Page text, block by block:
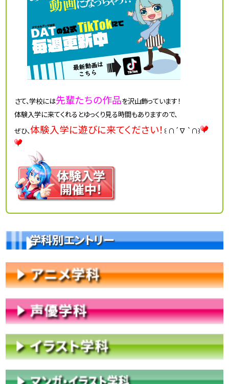
学科別エントリー
さて、学校には先輩たちの作品を沢山飾っています！
体験入学に来てくれるとゆっくり見る時間もありますので、
ぜひ、体験入学に遊びに来てください！ ꒰ ∩´∇ `∩꒱